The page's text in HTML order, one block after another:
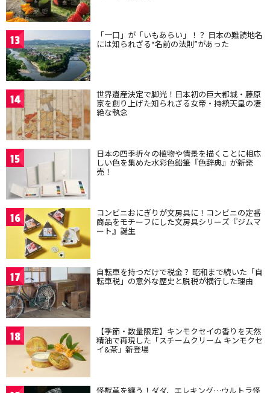
13 「一口」が「いもあらい」！？ 日本の難読地名
には知られざる“名前の法則”があった
14 世界遺産決定で脚光！日本初の巨大都城・藤原
京を創り上げた知られざる女帝・持統天皇の凄
絶な執念
15 日本の四季折々の植物や情景を描くことに相応
しい色を集めた水彩色鉛筆『色辞典』が新発
売！
16 コンビニおにぎりが文房具に！コンビニの定番
商品をモチーフにした文房具シリーズ『ジムマ
ート』誕生
17 自転車を持つだけで税金？ 昭和まで続いた「自
転車税」の意外な歴史と脱税が横行した理由
18 【季節・数量限定】キンモクセイの香りを天然
精油で再現した「スチームクリーム キンモクセ
イ&茶」新登場
怪獣革を纏う！ダダ、エレキング…ウルトラ怪